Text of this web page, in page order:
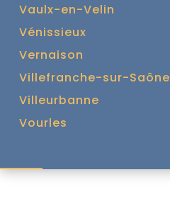
Vaulx-en-Velin
Vénissieux
Vernaison
Villefranche-sur-Saône
Villeurbanne
Vourles